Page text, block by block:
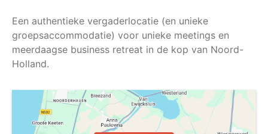
Een authentieke vergaderlocatie (en unieke
groepsaccommodatie) voor unieke meetings en
meerdaagse business retreat in de kop van Noord-